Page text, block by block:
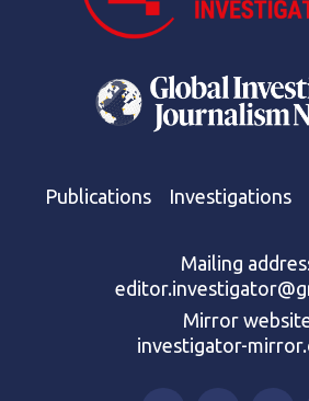
Publications Investigations
Mailing
Mirror
investigator-